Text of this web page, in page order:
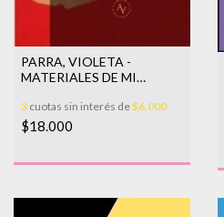
PARRA, VIOLETA -
MATERIALES DE MI
3 cuotas sin interés de$6.000
$18.000